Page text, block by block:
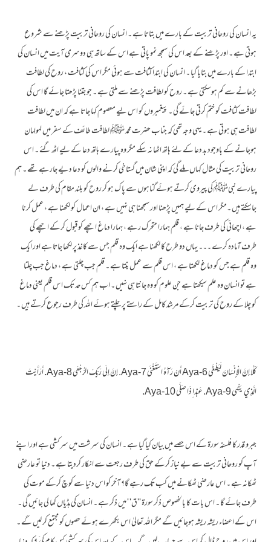
یہ انسان کی روحانی تربیت کے بارے میں بتاتا ہے ۔ انسان کی روحانی تربیت پڑھنے سے شروع
ہوتی ہے ۔ اور پڑھنے کے بعد اس کی سمجھ نمو پاتی ہے اس کے ساتھ ہی دوسری آیت میں انسان کی
ابتدا کے بارے میں بتایا گیا ۔ انسان کی ابتدا کثافت سے ہوئی مگر اس کی کثافت ، روح کی لطافت
بڑھانے سے کم ہوسکتی ہے ۔ روح کو لطافت پڑھنے سے ملتی ہے ۔ جو جتنا پڑھتا جائے گا اس کی
لطافت کثافت کو ختم کرتی جائے گی ۔ پیغمبروں کو اس لیے معصوم کہا جاتا ہے کہ ان میں لطافت
لطافت ہی ہوتی ہے ۔ یہی وجہ تھی کہ جناب حضرت محمد ﷺ لطافت طائف کے سفر میں لہولہان
ہوجانے کے باوجود بد دعا کے لئے ہاتھ اٹھا نہ سکے مگر وہ پیارے ہاتھ دعا کے لیے اٹھ گئے ۔ اس
روحانی تربیت کی مثال کہاں ملے گی کہ اپنی شان میں گستاخی کرنے والوں کو دعا دیے جارہے تھے ۔ ہم
پیارے نبیﷺ کی پیروی کرتے ہوئے گناہوں سے پا ک ہو کر روح کو بلند مقام کی طرف لے
جاسکتے ہیں ۔مگر اس کے لیے ہمیں پڑھنا اور سمجھنا ہی نہیں ہے ، ان اعمال کو لکھنا ہے ، عمل کرنا
ہے ، اچھائی کی طرف جانا ہے ، قلم ہمارا متحرک رہے ، ہمارا دماغ اچھے کو قبول کرکے اچھے کی
طرف آمادہ کرے ۔۔۔ یہاں دو طرح کا لکھنا ہے ایک وہ قلم جس سے کاغذ پر لکھا جاتا ہے اور ایک
وہ قلم ہے جس کو دماغ لکھتا ہے ، اس قلم سے عمل بنتا ہے ۔ قلم جب چلتی ہے ، دماغ جب چلتا
ہے تو انسان وہ علم سیکھتا ہے جن علوم کو وہ جانتا ہی نہیں ۔ اب ہم کس حد تک اس قلم یعنی دماغ
کو چلا کے روح کی تربیت کرکے مرشد کامل کے راستے پر چلتے ہوئے اللہ کی طرف رجوع کرتے ہیں ۔
كَلَّا إِنَّ الْإِنْسَانَ لَيَطْغَى Aya-6 أَنْ رَآَهُ اسْتَغْنَى Aya-7. إِنَّ إِلَى رَبِّكَ الرُّجْعَى Aya-8. أَرَأَيْتَ
الَّذِي يَنْهَى Aya-9. عَبْدًا ِذَا صَلَّى Aya-10.
جبرو قدر کا فلسفہ سورۃ کے اس حصے میں بیان کیا گیا ہے ۔ انسان کی سرشت میں سرکشی ہے اور اپنے
آپ کو روحانی تربیت سے بے نیاز کرکے حق کی طرف رجعت سے انکار کردیتا ہے ۔ دنیا تو عارضی
ٹھکانہ ہے ۔ اس عارضی ٹھکانے میں کب تک رہے گا؟ آخر کو اس دنیا سے کوچ کرکے موت کی
طرف جائے گا ۔ اس بات کا بالخصوص ذکر سورۃ ''ق' ' میں ذکر ہے ۔ انسان کی ہڈیاں کھا لی جائیں گی ۔
اس کے اعضاء ریشہ ریشہ ہوجائیں گے مگر اللہ تعالیٰ اس بکھرے ہوئے حصوں کو مجتمع کر لیں گے ۔